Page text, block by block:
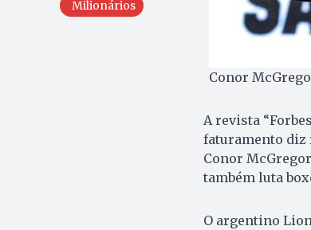
Milionários
Conor
A revista
faturamento diz
Conor
também luta
O argentino